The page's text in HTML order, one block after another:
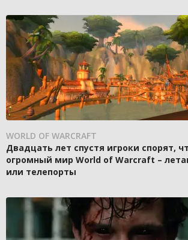
WORLD OF WARCRAFT
Двадцать лет спустя игроки спорят,
огромный мир World of Warcraft –
или телепорты